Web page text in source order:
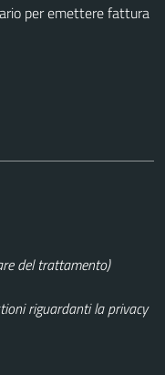
per emettere fattura
del trattamento)
riguardanti la privacy